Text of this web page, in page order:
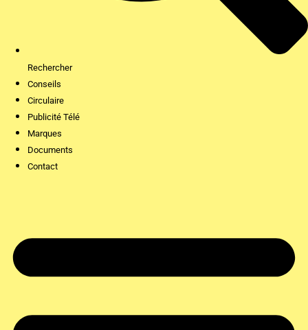
Rechercher
Conseils
Circulaire
Publicité Télé
Marques
Documents
Contact